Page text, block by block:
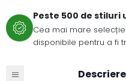
Peste 500 de stiluri
Cea mai mare
disponibile pentru a fi